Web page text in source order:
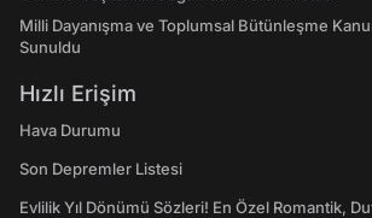
Milli Dayanışma ve Toplumsal Bütünleşme
Sunuldu
Hızlı Erişim
Hava Durumu
Son Depremler Listesi
Evlilik Yıl Dönümü Sözleri! En Özel Romantik,